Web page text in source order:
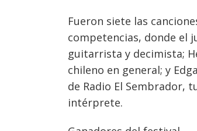
Fueron siete las
competencias, donde el
guitarrista y decimista;
chileno en general; y
de Radio El Sembrador,
intérprete.
Navegación